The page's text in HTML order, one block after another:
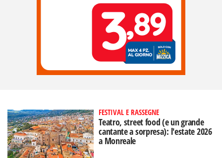
FESTIVAL E RASSEGNE
Teatro, street food (e un grande
cantante a sorpresa): l'estate 2026
a Monreale